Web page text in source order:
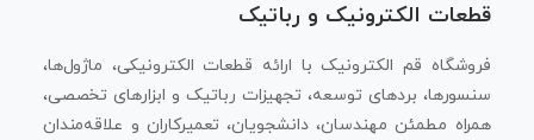
قطعات الکترونیک و رباتیک
فروشگاه قم الکترونیک با ارائه قطعات الکترونیکی، ماژول‌ها،
سنسورها، بردهای توسعه، تجهیزات رباتیک و ابزارهای تخصصی،
همراه مطمئن مهندسان، دانشجویان، تعمیرکاران و علاقه‌مندان